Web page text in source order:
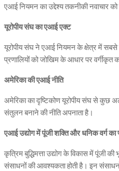
एआई नियमन का उद्देश्य तकनीकी नवाचार
यूरोपीय संघ का एआई एक्ट
यूरोपीय संघ ने एआई नियमन के क्षेत्र में
प्रणालियों को जोखिम के आधार पर वर्गीकृत
अमेरिका की एआई नीति
अमेरिका का दृष्टिकोण यूरोपीय संघ से कुछ
संतुलन बनाने की नीति अपनाता है।
एआई उद्योग में पूंजी शक्ति और धनिक वर्ग का
कृत्रिम बुद्धिमत्ता उद्योग के विकास में पूंजी
संसाधनों की आवश्यकता होती है। इन